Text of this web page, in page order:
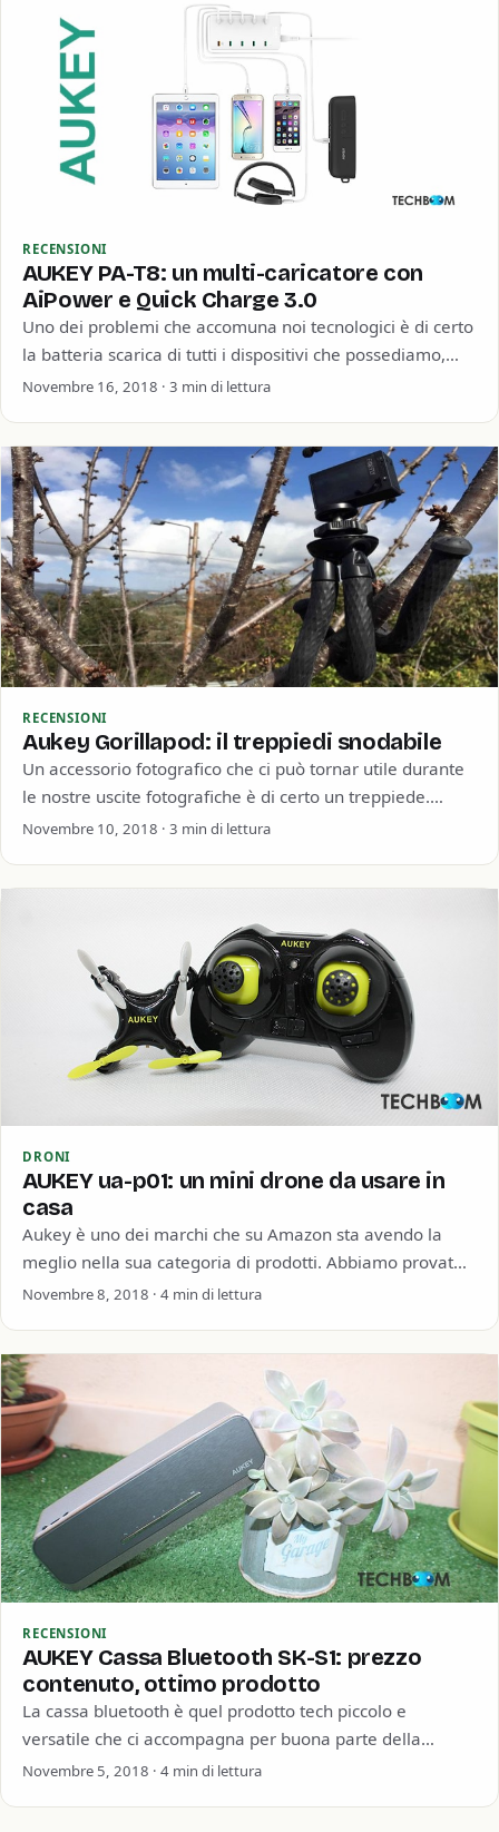
RECENSIONI
AUKEY PA-T8: un multi-caricatore con
AiPower e Quick Charge 3.0
Uno dei problemi che accomuna noi tecnologici è di certo
la batteria scarica di tutti i dispositivi che possediamo,
magari anche tutti…
Novembre 16, 2018 · 3 min di lettura
RECENSIONI
Aukey Gorillapod: il treppiedi snodabile
Un accessorio fotografico che ci può tornar utile durante
le nostre uscite fotografiche è di certo un treppiede.
Sicuramente tutti conosceranno il…
Novembre 10, 2018 · 3 min di lettura
DRONI
AUKEY ua-p01: un mini drone da usare in
casa
Aukey è uno dei marchi che su Amazon sta avendo la
meglio nella sua categoria di prodotti. Abbiamo provato
molti prodotti di…
Novembre 8, 2018 · 4 min di lettura
RECENSIONI
AUKEY Cassa Bluetooth SK-S1: prezzo
contenuto, ottimo prodotto
La cassa bluetooth è quel prodotto tech piccolo e
versatile che ci accompagna per buona parte della
giornata. Che sia per passare…
Novembre 5, 2018 · 4 min di lettura